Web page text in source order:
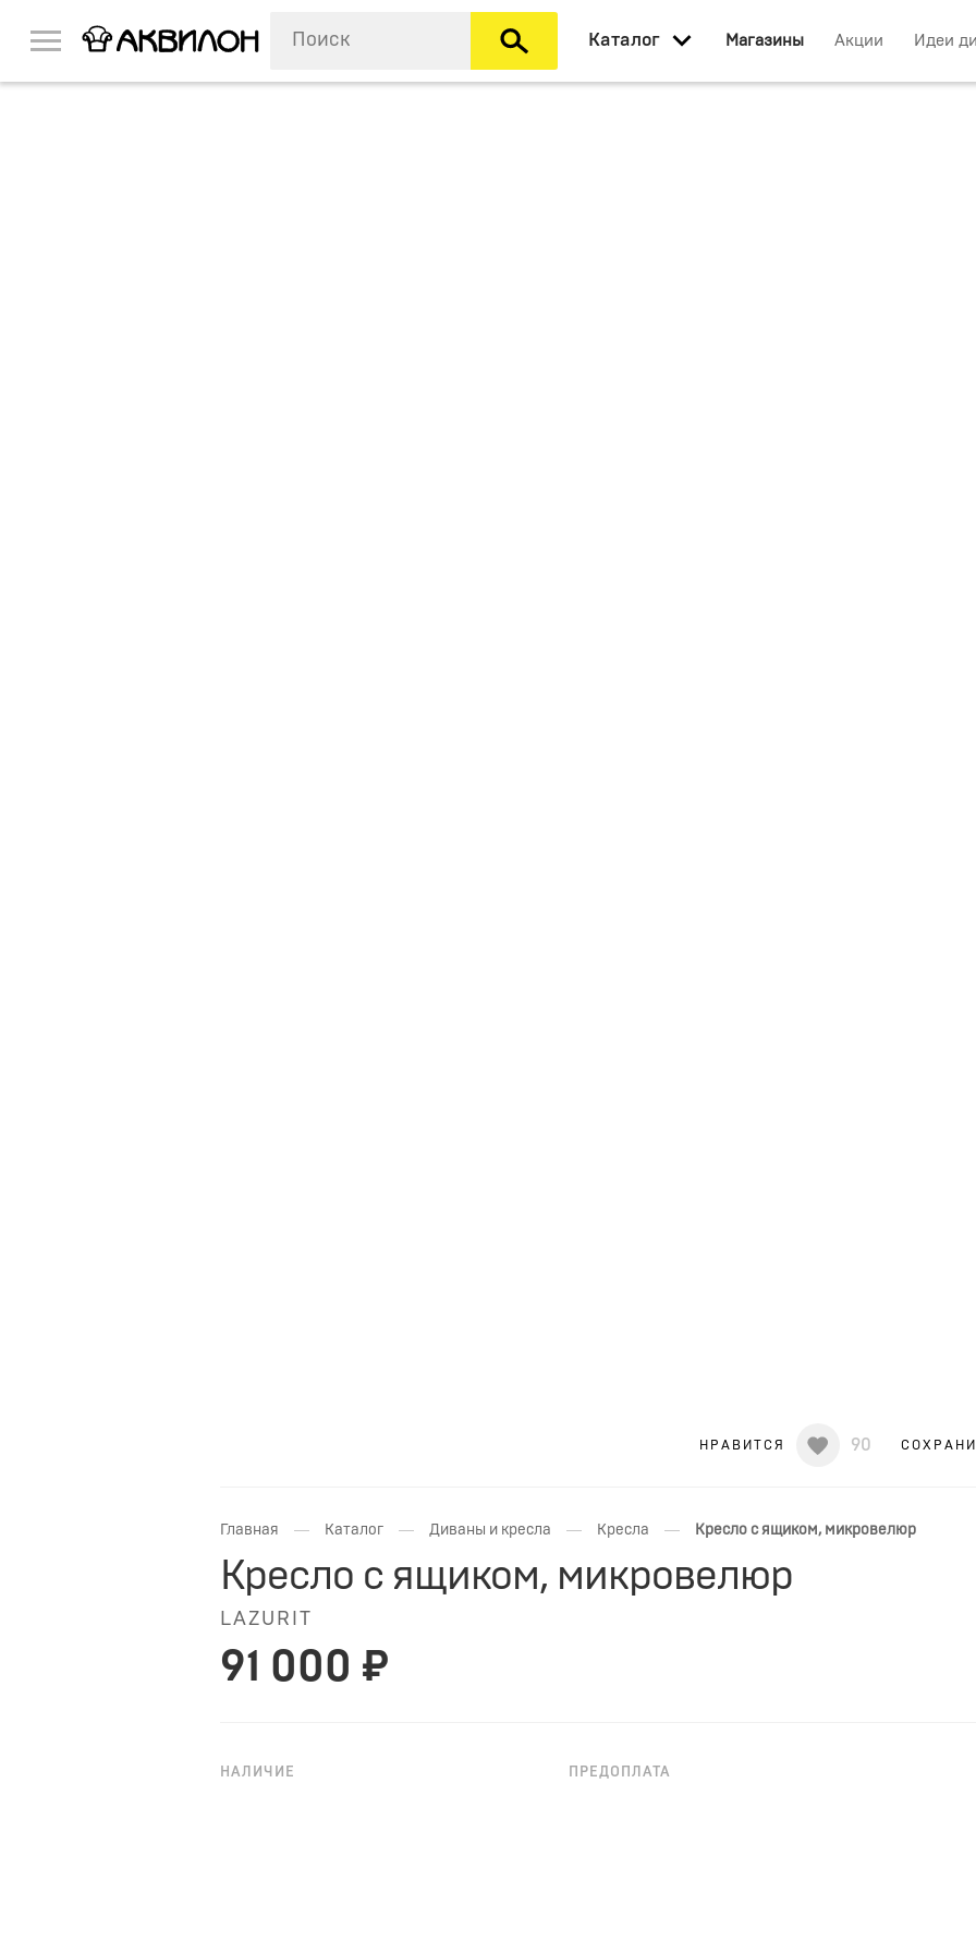
Каталог Магазины Акции Идеи
90
НРАВИТСЯ
Главная — Каталог — Диваны и кресла — Кресла — Кресло с ящиком, микровелюр
Кресло с ящиком, микровелюр
LAZURIT
91 000 ₽
НАЛИЧИЕ ПРЕДОПЛАТА